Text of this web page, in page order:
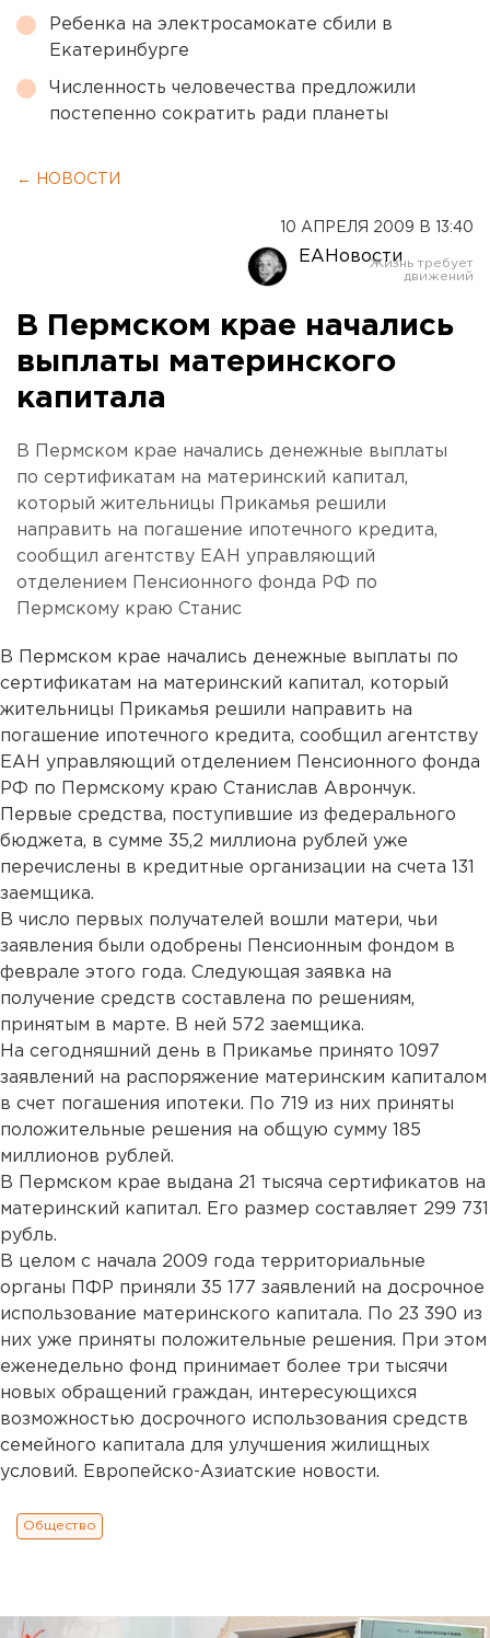
Ребенка на электросамокате сбили в
Екатеринбурге
Численность человечества предложили
постепенно сократить ради планеты
← НОВОСТИ
10 АПРЕЛЯ 2009 В 13:40
ЕАНовости
В Пермском крае начались
выплаты материнского
капитала
В Пермском крае начались денежные выплаты
по сертификатам на материнский капитал,
который жительницы Прикамья решили
направить на погашение ипотечного кредита,
сообщил агентству ЕАН управляющий
отделением Пенсионного фонда РФ по
Пермскому краю Станис
В Пермском крае начались денежные выплаты по
сертификатам на материнский капитал, который
жительницы Прикамья решили направить на
погашение ипотечного кредита, сообщил агентству
ЕАН управляющий отделением Пенсионного фонда
РФ по Пермскому краю Станислав Аврончук.
Первые средства, поступившие из федерального
бюджета, в сумме 35,2 миллиона рублей уже
перечислены в кредитные организации на счета 131
заемщика.
В число первых получателей вошли матери, чьи
заявления были одобрены Пенсионным фондом в
феврале этого года. Следующая заявка на
получение средств составлена по решениям,
принятым в марте. В ней 572 заемщика.
На сегодняшний день в Прикамье принято 1097
заявлений на распоряжение материнским капиталом
в счет погашения ипотеки. По 719 из них приняты
положительные решения на общую сумму 185
миллионов рублей.
В Пермском крае выдана 21 тысяча сертификатов на
материнский капитал. Его размер составляет 299 731
рубль.
В целом с начала 2009 года территориальные
органы ПФР приняли 35 177 заявлений на досрочное
использование материнского капитала. По 23 390 из
них уже приняты положительные решения. При этом
еженедельно фонд принимает более три тысячи
новых обращений граждан, интересующихся
возможностью досрочного использования средств
семейного капитала для улучшения жилищных
условий. Европейско-Азиатские новости.
Общество